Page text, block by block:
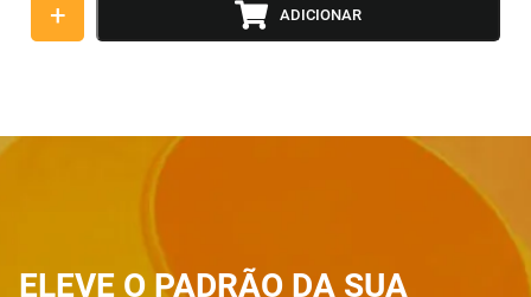
+ ADICIONAR
ELEVE O PADRÃO DA SUA